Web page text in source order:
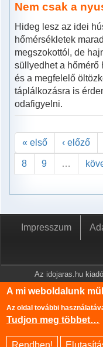
Nem csak a
Hideg lesz az idei
hőmérsékletek
megszokottól, de
süllyedhet a hőmérő
és a megfelelő
táplálkozásra is
odafigyelni.
« első ‹ előző
8 9 …
Impresszum
Az idojaras.hu
A www.idojaras.hu
szóló 1999. évi
írásos engedélye
Az oldalon található
Meteorológiai
A mi weboldalunk
Az oldal további
Tudjon meg többet…
Rendben!